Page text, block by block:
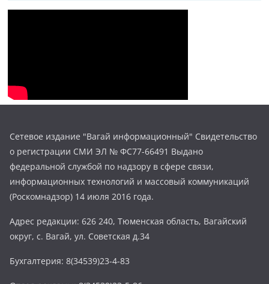
Сетевое издание "Вагай информационный" Свидетельство
о регистрации СМИ ЭЛ № ФС77-66491 Выдано
федеральной службой по надзору в сфере связи,
информационных технологий и массовый коммуникаций
(Роскомнадзор) 14 июля 2016 года.
Адрес редакции: 626 240, Тюменская область, Вагайский
округ, с. Вагай, ул. Советская д.34
Бухгалтерия: 8(34539)23-4-83